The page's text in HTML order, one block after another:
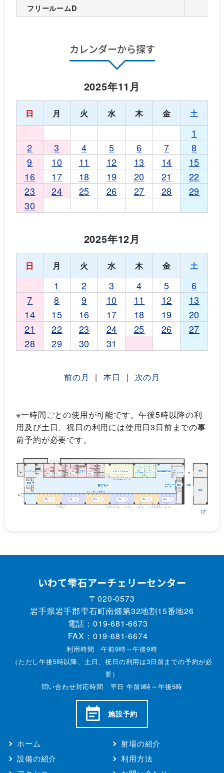
フリールームD
カレンダーから探す
2025年11月
日 月 火 水 木 金 土
1
2
3 4 5 6 7
8
9
10 11 12 13 14
15
16
17 18 19 20 21
22
23
24 25 26 27 28
29
30
2025年12月
日 月 火 水 木 金 土
1 2 3 4 5
6
7
8 9 10 11 12
13
14
15 16 17 18 19
20
21
22 23 24 25 26
27
28
29 30 31
前の月 | 本日 | 次の月
※一時間ごとの使用が可能です。午後5時以降の利
用及び土日、祝日の利用には使用日3日前までの事
前予約が必要です。
いわて雫石アーチェリーセンター
〒020-0573
岩手県岩手郡雫石町南畑第32地割15番地26
電話： 019-681-6673
FAX：019-681-6674
利用時間 午前9時～午後9時
（ただし午後5時以降、土日、祝日の利用は3日前までの予約が必
要）
問い合わせ対応時間 平日 午前9時～午後5時
施設予約
ホーム
射場の紹介
設備の紹介
利用方法